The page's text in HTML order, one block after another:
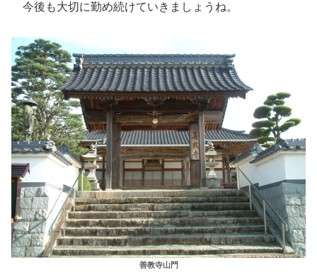
今後も大切に勤め続けていきましょうね。
善教寺山門